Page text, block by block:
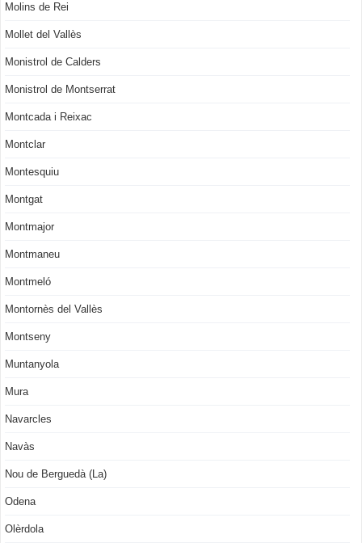
Molins de Rei
Mollet del Vallès
Monistrol de Calders
Monistrol de Montserrat
Montcada i Reixac
Montclar
Montesquiu
Montgat
Montmajor
Montmaneu
Montmeló
Montornès del Vallès
Montseny
Muntanyola
Mura
Navarcles
Navàs
Nou de Berguedà (La)
Odena
Olèrdola